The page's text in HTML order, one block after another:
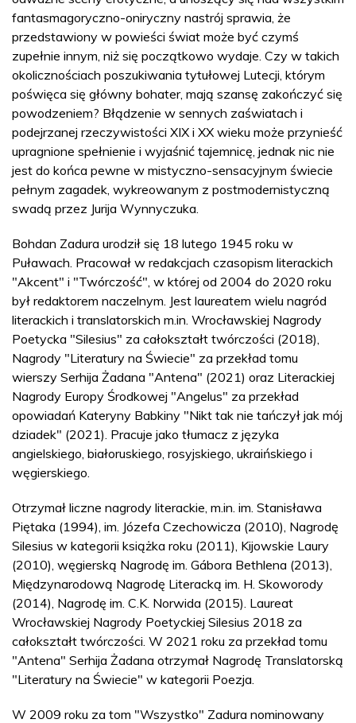
fantasmagoryczno-oniryczny nastrój sprawia, że
przedstawiony w powieści świat może być czymś
zupełnie innym, niż się początkowo wydaje. Czy w takich
okolicznościach poszukiwania tytułowej Lutecji, którym
poświęca się główny bohater, mają szansę zakończyć się
powodzeniem? Błądzenie w sennych zaświatach i
podejrzanej rzeczywistości XIX i XX wieku może przynieść
upragnione spełnienie i wyjaśnić tajemnicę, jednak nic nie
jest do końca pewne w mistyczno-sensacyjnym świecie
pełnym zagadek, wykreowanym z postmodernistyczną
swadą przez Jurija Wynnyczuka.
Bohdan Zadura urodził się 18 lutego 1945 roku w
Puławach. Pracował w redakcjach czasopism literackich
"Akcent" i "Twórczość", w której od 2004 do 2020 roku
był redaktorem naczelnym. Jest laureatem wielu nagród
literackich i translatorskich m.in. Wrocławskiej Nagrody
Poetycka "Silesius" za całokształt twórczości (2018),
Nagrody "Literatury na Świecie" za przekład tomu
wierszy Serhija Żadana "Antena" (2021) oraz Literackiej
Nagrody Europy Środkowej "Angelus" za przekład
opowiadań Kateryny Babkiny "Nikt tak nie tańczył jak mój
dziadek" (2021). Pracuje jako tłumacz z języka
angielskiego, białoruskiego, rosyjskiego, ukraińskiego i
węgierskiego.
Otrzymał liczne nagrody literackie, m.in. im. Stanisława
Piętaka (1994), im. Józefa Czechowicza (2010), Nagrodę
Silesius w kategorii książka roku (2011), Kijowskie Laury
(2010), węgierską Nagrodę im. Gábora Bethlena (2013),
Międzynarodową Nagrodę Literacką im. H. Skoworody
(2014), Nagrodę im. C.K. Norwida (2015). Laureat
Wrocławskiej Nagrody Poetyckiej Silesius 2018 za
całokształt twórczości. W 2021 roku za przekład tomu
"Antena" Serhija Żadana otrzymał Nagrodę Translatorską
"Literatury na Świecie" w kategorii Poezja.
W 2009 roku za tom "Wszystko" Zadura nominowany